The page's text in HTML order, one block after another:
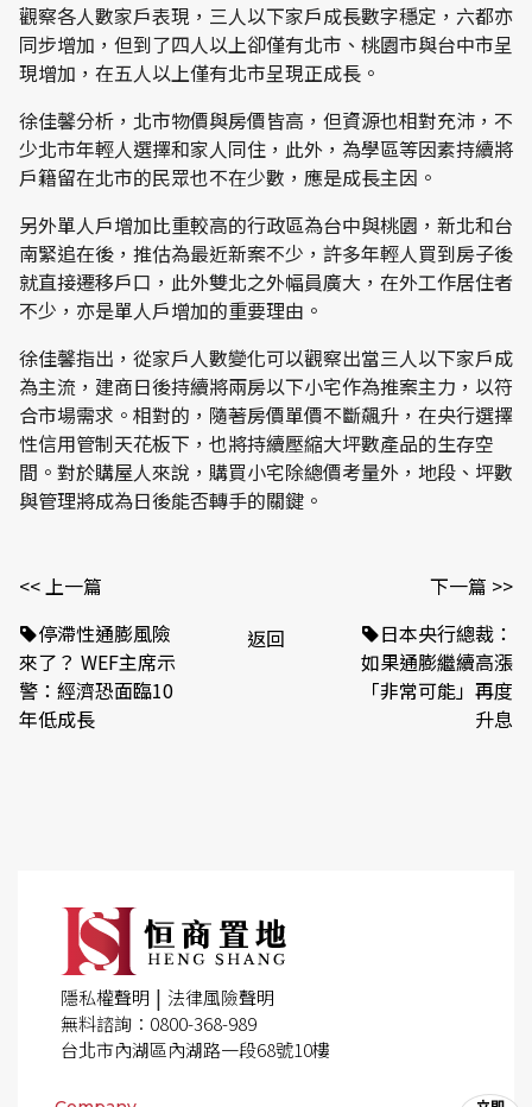
觀察各人數家戶表現，三人以下家戶成長數字穩定，六都亦
同步增加，但到了四人以上卻僅有北市、桃園市與台中市呈
現增加，在五人以上僅有北市呈現正成長。
徐佳馨分析，北市物價與房價皆高，但資源也相對充沛，不
少北市年輕人選擇和家人同住，此外，為學區等因素持續將
戶籍留在北市的民眾也不在少數，應是成長主因。
另外單人戶增加比重較高的行政區為台中與桃園，新北和台
南緊追在後，推估為最近新案不少，許多年輕人買到房子後
就直接遷移戶口，此外雙北之外幅員廣大，在外工作居住者
不少，亦是單人戶增加的重要理由。
徐佳馨指出，從家戶人數變化可以觀察出當三人以下家戶成
為主流，建商日後持續將兩房以下小宅作為推案主力，以符
合市場需求。相對的，隨著房價單價不斷飆升，在央行選擇
性信用管制天花板下，也將持續壓縮大坪數產品的生存空
間。對於購屋人來說，購買小宅除總價考量外，地段、坪數
與管理將成為日後能否轉手的關鍵。
<< 上一篇
停滯性通膨風險
來了？ WEF主席示
警：經濟恐面臨10
年低成長
返回
下一篇 >>
日本央行總裁：
如果通膨繼續高漲
「非常可能」再度
升息
隱私權聲明 | 法律風險聲明
無料諮詢：0800-368-989
台北市內湖區內湖路一段68號10樓